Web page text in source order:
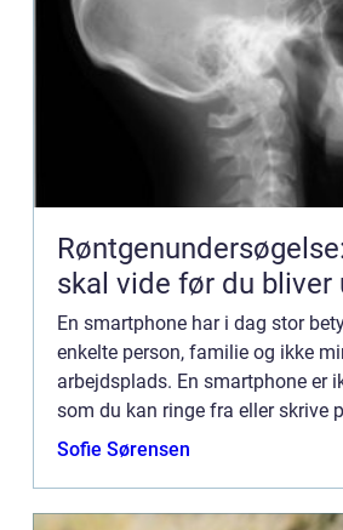
skal vide før du bliver
En smartphone har i dag stor
enkelte person, familie og ikke
arbejdsplads. En smartphone er
som du kan ringe fra eller skrive
de stærkeste computer, som du
Sofie Sørensen